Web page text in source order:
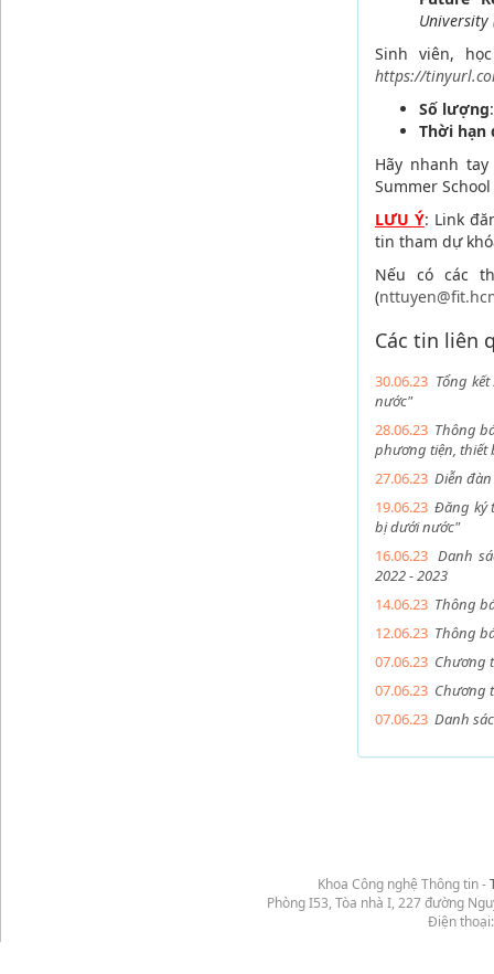
University
Sinh viên,
https://
Số lượng
Thời hạn
Hãy nhanh
Summer
LƯU Ý: Link
tin tham dự
Nếu có các
(
Các tin liên
30.06.23 Tổng
nước"
28.06.23 Thông
phương tiện, thiết
27.06.23 Diễn đàn
19.06.23 Đăng ký
bị dưới nước"
16.06.23 Danh
2022 - 2023
14.06.23 Thông
12.06.23 Thông
07.06.23 Chương
07.06.23 Chương
07.06.23 Danh
Khoa Công nghệ Thông tin -
Phòng I53, Tòa nhà I, 227 đường
Điện